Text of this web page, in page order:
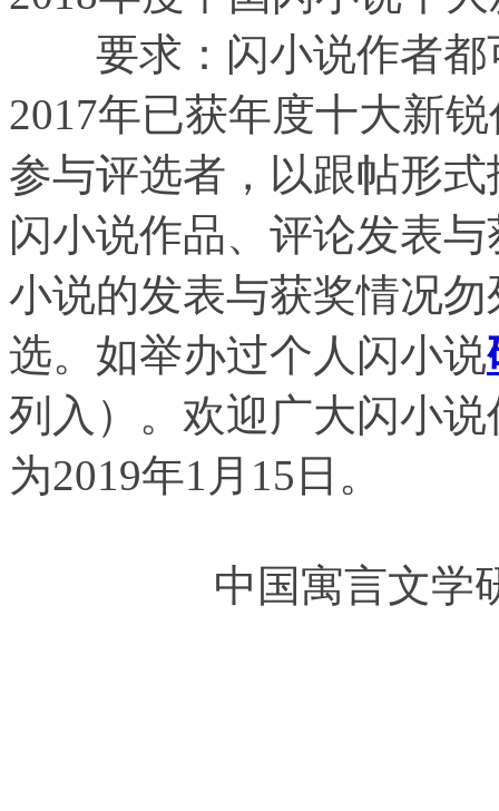
要求：闪小说作者都
2017年已获年度十大新
参与评选者，以跟帖形
闪小说作品、评论发表
小说的发表与获奖情况
选。如举办过个人闪小说
列入）。欢迎广大闪小
为2019年1月15日。
中国寓言文学研